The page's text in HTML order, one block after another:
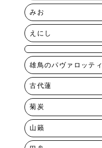
みお
えにし
雄鳥のパヴァロッティ
古代蓮
菊炭
山籟